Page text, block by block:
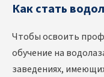
Как стать
Чтобы освоить
обучение на
заведениях,